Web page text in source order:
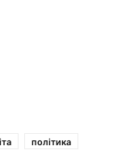
політика